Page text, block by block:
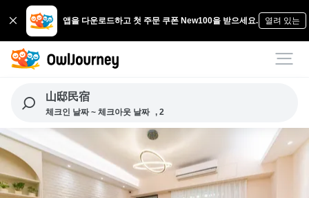
앱을 다운로드하고 첫 주문 쿠폰 New100을 받으세요. 열려 있는
山邸民宿
체크인 날짜 ~ 체크아웃 날짜 , 2